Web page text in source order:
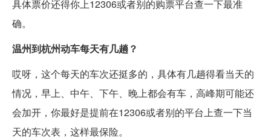
具体票价还得你上12306或者别的购票平台查一下最准
确。
温州到杭州动车每天有几趟？
哎呀，这个每天的车次还挺多的，具体有几趟得看当天的
情况，早上、中午、下午、晚上都会有车，高峰期可能还
会加开，你最好是提前在12306或者别的平台上查一下当
天的车次表，这样最保险。